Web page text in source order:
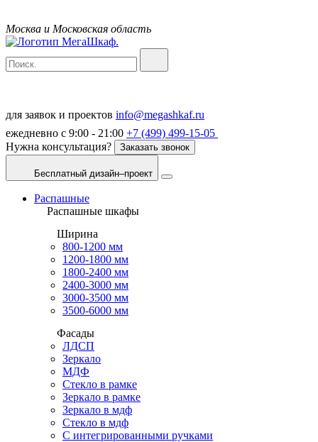
Москва и Московская область
для заявок и проектов info@megashkaf.ru
ежедневно с 9:00 - 21:00 +7 (499) 499-15-05
Нужна консультация?
Заказать звонок
Бесплатный дизайн–проект
Распашные
Распашные шкафы
Ширина
800-1200 мм
1200-1800 мм
1800-2400 мм
2400-3000 мм
3000-3500 мм
3500-6000 мм
Фасады
ЛДСП
Зеркало
МДФ
Стекло в рамке
Зеркало в рамке
Зеркало в мдф
Стекло в мдф
С интегрированными ручками